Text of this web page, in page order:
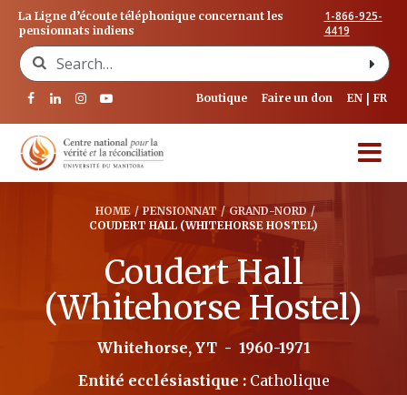
La Ligne d’écoute téléphonique concernant les
pensionnats indiens
1-866-925-
4419
Search for:
Boutique Faire un don EN FR
HOME / PENSIONNAT / GRAND-NORD /
COUDERT HALL (WHITEHORSE HOSTEL)
Coudert Hall
(Whitehorse Hostel)
Whitehorse, YT - 1960-1971
Entité ecclésiastique : Catholique